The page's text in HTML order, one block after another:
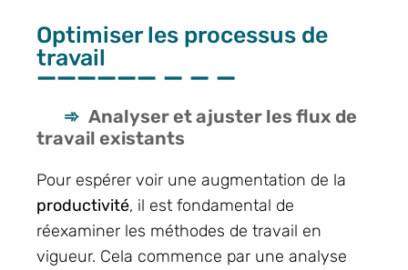
Optimiser les processus de
travail
Analyser et ajuster les flux de
travail existants
Pour espérer voir une augmentation de la
productivité, il est fondamental de
réexaminer les méthodes de travail en
vigueur. Cela commence par une analyse